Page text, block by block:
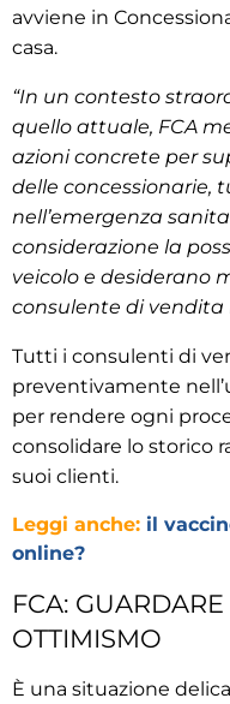
avviene in
casa.
“In un contesto
quello attuale, FCA
azioni concrete per
delle concessionarie,
nell’emergenza
considerazione la
veicolo e desiderano
consulente di vendita
Tutti i consulenti di
preventivamente
per rendere ogni
consolidare lo storico
suoi clienti.
Leggi anche: il
online?
FCA:
OTTIMISMO
È una situazione